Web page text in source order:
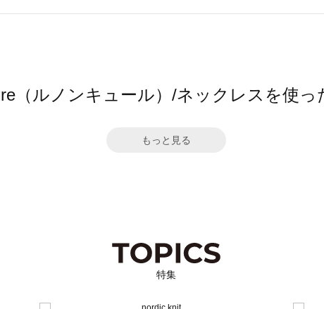
（ルノンキュール）/ネックレスを使っ
もっと見る
特集